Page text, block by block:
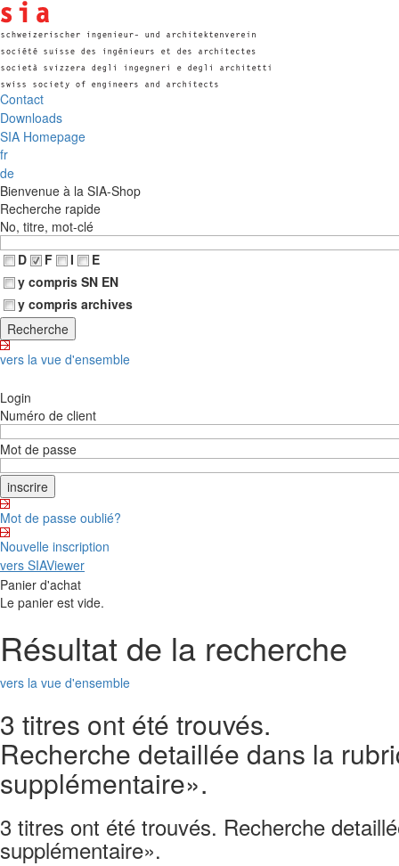
Contact
Downloads
SIA Homepage
fr
de
Bienvenue à la SIA-Shop
Recherche rapide
No, titre, mot-clé
D
F I
E
y compris SN EN
y compris archives
vers la vue d'ensemble
Login
Numéro de client
Mot de passe
Mot de passe oublié?
Nouvelle inscription
vers SIAViewer
Panier d'achat
Le panier est vide.
Résultat de la recherche
vers la vue d'ensemble
3 titres ont été trouvés.
Recherche detaillée dans la
supplémentaire».
3 titres ont été trouvés. Recherche
supplémentaire».